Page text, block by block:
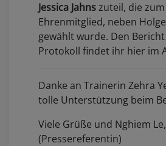
Jessica Jahnszuteil, die
Ehrenmitglied, neben
gewählt wurde. Den
Protokoll findet ihr hier im
Danke an Trainerin Zehra
tolle Unterstützung beim
Viele Grüße und Nghiem
(Pressereferentin)